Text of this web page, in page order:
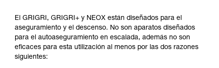
consultarlo. Usted debe comprender la
información de la ficha técnica para poder
comprender este complemento informativo.
Dominar estas técnicas requiere una formación
y un entrenamiento específico. Confirme a
El GRIGRI, GRIGRI+ y NEOX están diseñados para el
aseguramiento y el descenso. No son aparatos diseñados
para el autoaseguramiento en escalada, además no son
eficaces para esta utilización al menos por las dos razones
siguientes: